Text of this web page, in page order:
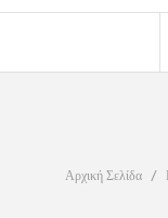
Αρχική Σελίδα /